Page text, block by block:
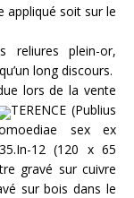
appliqué soit sur le
reliures plein-or,
long discours.
lors de la vente
TERENCE (Publius
sex ex
12 (120 x 65
gravé sur cuivre
sur bois dans le